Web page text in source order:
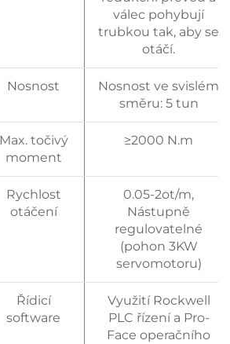
válec pohybují
trubkou tak, aby se
otáčí.
Nosnost
Nosnost ve svislém
směru: 5 tun
Max. točivý
moment
≥2000 N.m
Rychlost
otáčení
0.05-2ot/m,
Nástupně
regulovatelné
(pohon 3KW
servomotoru)
Řídicí
software
Využití Rockwell
PLC řízení a Pro-
Face operačního